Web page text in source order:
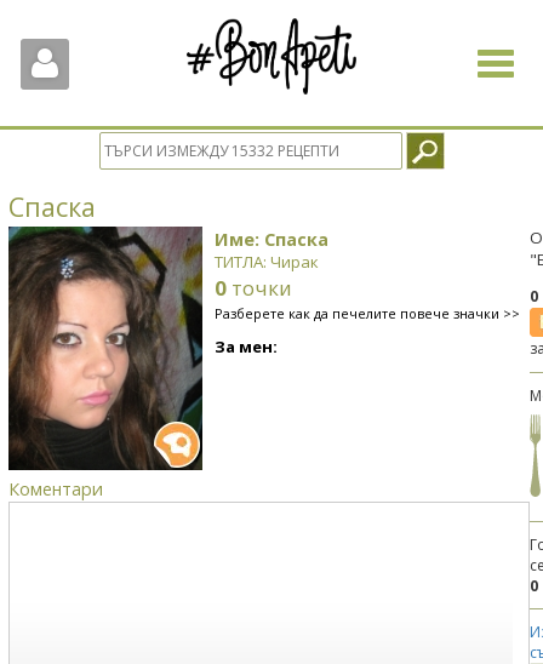
Toggle
Спаска
Име: Спаска
ТИТЛА: Чирак
0 точки
Разберете как да печелите повече значки >>
За мен:
Коментари
0